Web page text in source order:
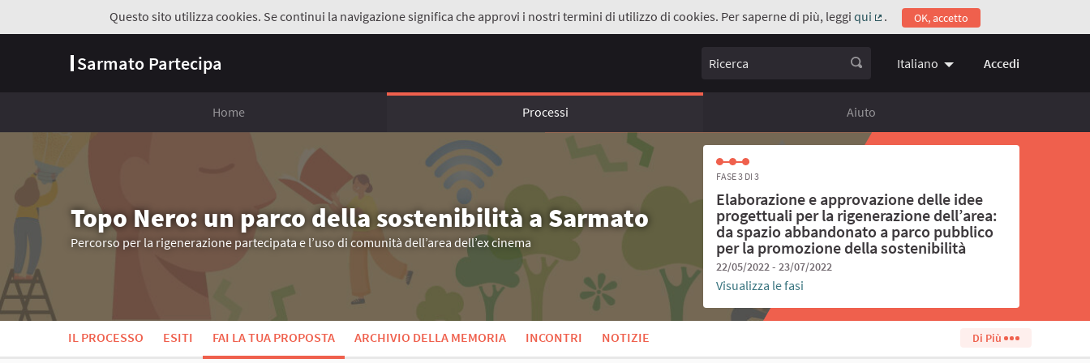
Questo sito utilizza cookies. Se continui la navigazione significa che approvi i nostri termini di utilizzo di cookies. Per saperne di più, leggi qui
(Collegamento esterno)
. OK, accetto
Sarmato Partecipa Ricerca Italiano Choose language
Accedi
Home Processi Aiuto
Topo Nero: un parco della sostenibilità a Sarmato
Percorso per la rigenerazione partecipata e l’uso di comunità dell’area dell’ex cinema
FASE 3 DI 3
Elaborazione e approvazione delle idee
progettuali per la rigenerazione dell’area:
da spazio abbandonato a parco pubblico
per la promozione della sostenibilità
22/05/2022 - 23/07/2022
Visualizza le fasi
IL PROCESSO ESITI FAI LA TUA PROPOSTA ARCHIVIO DELLA MEMORIA INCONTRI NOTIZIE Di Più